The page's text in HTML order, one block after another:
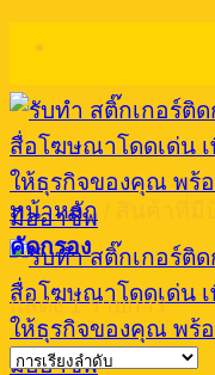
content
หน้าหลัก
คัดกรอง
แสดง 1 รายการ